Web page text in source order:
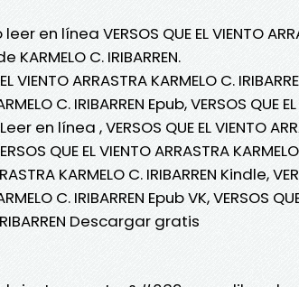
en línea VERSOS QUE EL VIENTO
KARMELO C. IRIBARREN.
VIENTO ARRASTRA KARMELO C.
C. IRIBARREN Epub, VERSOS QUE
en línea , VERSOS QUE EL VIENTO
QUE EL VIENTO ARRASTRA
KARMELO C. IRIBARREN Kindle,
C. IRIBARREN Epub VK, VERSOS
Descargar gratis